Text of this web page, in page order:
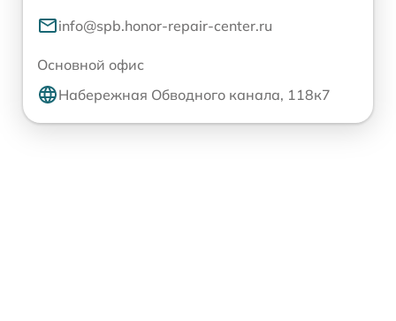
info@spb.honor-repair-center.ru
Основной офис
Набережная Обводного канала, 118к7